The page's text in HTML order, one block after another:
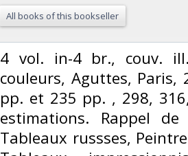
All books of this bookseller
‎4 vol. in-4 br., couv.
couleurs, Aguttes,
pp. et 235 pp. , 298,
estimations. Rappel
Tableaux russses,